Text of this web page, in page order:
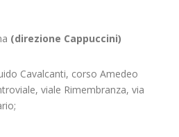
(direzione Cappuccini)
Cavalcanti, corso Amedeo
viale Rimembranza, via